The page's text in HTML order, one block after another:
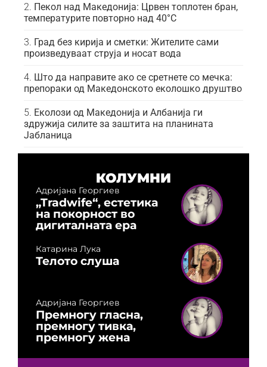
Пекол над Македонија: Црвен топлотен бран,
температурите повторно над 40°C
Град без кирија и сметки: Жителите сами
произведуваат струја и носат вода
Што да направите ако се сретнете со мечка:
препораки од Македонското еколошко друштво
Еколози од Македонија и Албанија ги
здружија силите за заштита на планината
Јабланица
КОЛУМНИ
Адријана Георгиев
„Tradwife“, естетика
на покорност во
дигиталната ера
Катарина Лука
Телото слуша
Адријана Георгиев
Премногу гласна,
премногу тивка,
премногу жена